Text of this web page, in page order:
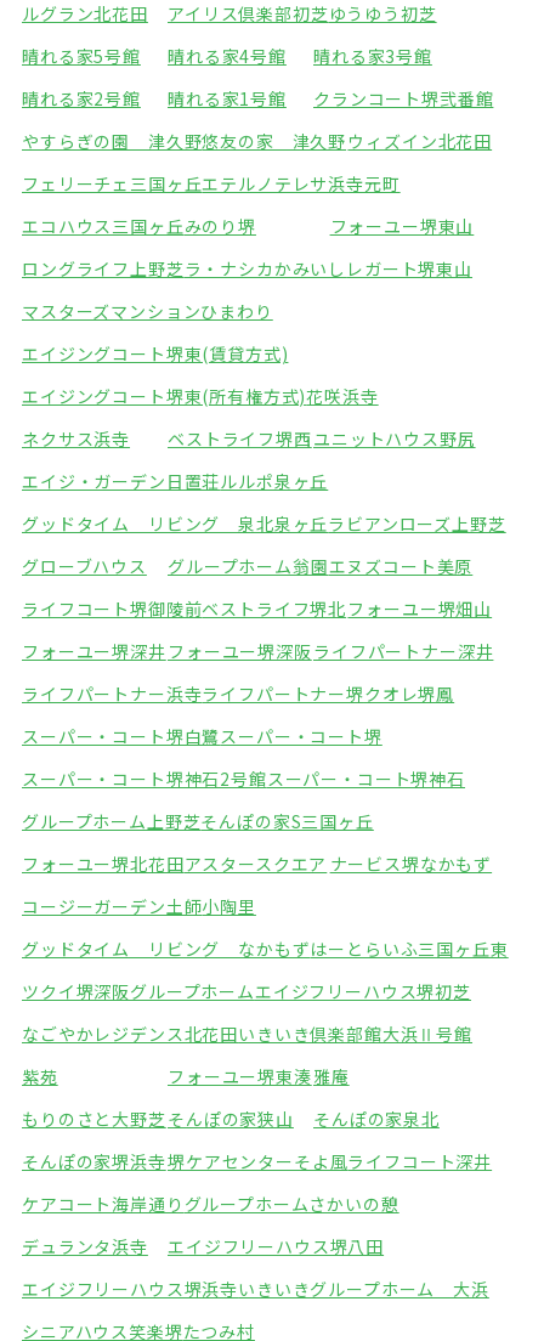
ルグラン北花田 アイリス倶楽部初芝ゆうゆう初芝
晴れる家5号館
晴れる家4号館
晴れる家3号館
晴れる家2号館
晴れる家1号館
クランコート堺弐番館
やすらぎの園 津久野悠友の家 津久野 ウィズイン北花田
フェリーチェ三国ヶ丘エテルノテレサ浜寺元町
エコハウス三国ヶ丘みのり堺
フォーユー堺東山
ロングライフ上野芝ラ・ナシカかみいし レガート堺東山
マスターズマンションひまわり
エイジングコート堺東(賃貸方式)
エイジングコート堺東(所有権方式)花咲浜寺
ネクサス浜寺
ベストライフ堺西ユニットハウス野尻
エイジ・ガーデン日置荘ルルポ泉ヶ丘
グッドタイム リビング 泉北泉ヶ丘ラビアンローズ上野芝
グローブハウス
グループホーム翁園エヌズコート美原
ライフコート堺御陵前ベストライフ堺北 フォーユー堺畑山
フォーユー堺深井 フォーユー堺深阪ライフパートナー深井
ライフパートナー浜寺ライフパートナー堺クオレ堺鳳
スーパー・コート堺白鷺スーパー・コート堺
スーパー・コート堺神石2号館スーパー・コート堺神石
グループホーム上野芝そんぽの家S三国ヶ丘
フォーユー堺北花田アスタースクエア ナービス堺なかもず
コージーガーデン土師小陶里
グッドタイム リビング なかもずはーとらいふ三国ヶ丘東
ツクイ堺深阪グループホームエイジフリーハウス堺初芝
なごやかレジデンス北花田いきいき倶楽部館大浜Ⅱ号館
紫苑
フォーユー堺東湊雅庵
もりのさと大野芝そんぽの家狭山
そんぽの家泉北
そんぽの家堺浜寺堺ケアセンターそよ風ライフコート深井
ケアコート海岸通り グループホームさかいの憩
デュランタ浜寺
エイジフリーハウス堺八田
エイジフリーハウス堺浜寺いきいきグループホーム 大浜
シニアハウス笑楽堺たつみ村